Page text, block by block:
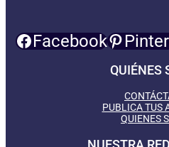
Facebook
QUIÉNES
PUBLICA TUS
QUIENES